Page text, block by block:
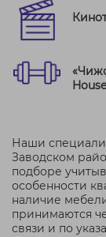
Наши
Заводском
подборе
особенности
наличие
принимаются
связи и по